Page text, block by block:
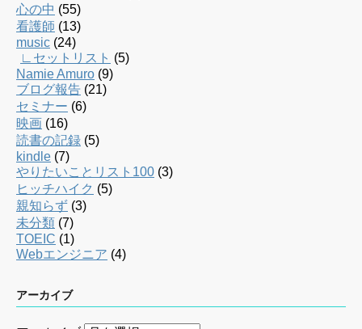
心の中 (55)
看護師 (13)
music (24)
∟セットリスト (5)
Namie Amuro (9)
ブログ報告 (21)
セミナー (6)
映画 (16)
読書の記録 (5)
kindle (7)
やりたいことリスト100 (3)
ヒッチハイク (5)
親知らず (3)
未分類 (7)
TOEIC (1)
Webエンジニア (4)
アーカイブ